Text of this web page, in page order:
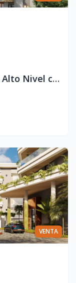
Torre Residencial Moderna de Alto Nivel con Amenidades Premium
VENTA